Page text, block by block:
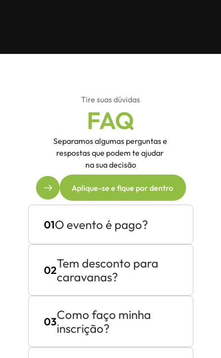
Tire suas dúvidas
FAQ
Separamos algumas perguntas e
respostas que podem te ajudar
na sua decisão
Aplique-se e fique por dentro
01O evento é pago?
02Tem desconto para
caravanas?
03Como faço minha
inscrição?